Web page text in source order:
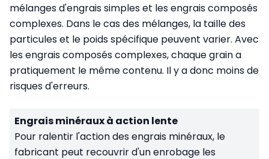
mélanges d'engrais simples et les engrais composés
complexes. Dans le cas des mélanges, la taille des
particules et le poids spécifique peuvent varier. Avec
les engrais composés complexes, chaque grain a
pratiquement le même contenu. Il y a donc moins de
risques d'erreurs.
Engrais minéraux à action lente
Pour ralentir l'action des engrais minéraux, le
fabricant peut recouvrir d'un enrobage les